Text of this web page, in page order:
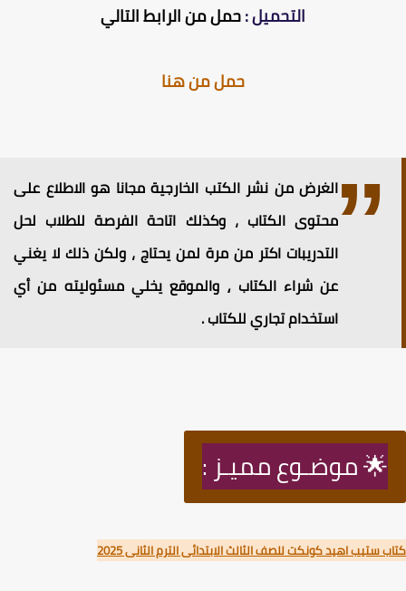
التحميل :حمل من الرابط التالي
حمل من هنا
الغرض من نشر الكتب الخارجية مجانا هو الاطلاع على
محتوى الكتاب ، وكذلك اتاحة الفرصة للطلاب لحل
التدريبات اكتر من مرة لمن يحتاج ، ولكن ذلك لا يغني
عن شراء الكتاب ⸲ والموقع يخلي مسئوليته من أي
استخدام تجاري للكتاب .
🌟 موضـوع مميـز :
ستيب اهيد كونكت للصف الثالث الابتدائى الترم الثانى 2025